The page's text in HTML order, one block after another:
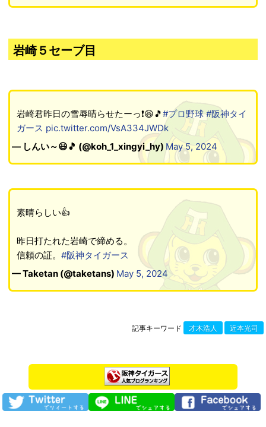
岩崎５セーブ目
岩崎君昨日の雪辱晴らせたーっ❗😆🎵#プロ野球 #阪神タイ
ガース pic.twitter.com/VsA334JWDk
— しんい～😃🎵 (@koh_1_xingyi_hy) May 5, 2024
素晴らしい👍
昨日打たれた岩崎で締める。
信頼の証。 #阪神タイガース
— Taketan (@taketans) May 5, 2024
記事キーワード 才木浩人 近本光司